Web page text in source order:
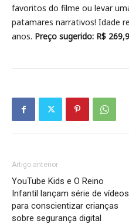
favoritos do filme ou levar
patamares narrativos! Idade
anos. Preço sugerido: R$
Artigo anterior
YouTube Kids e O Reino
Infantil lançam série de vídeos
para conscientizar crianças
sobre segurança digital